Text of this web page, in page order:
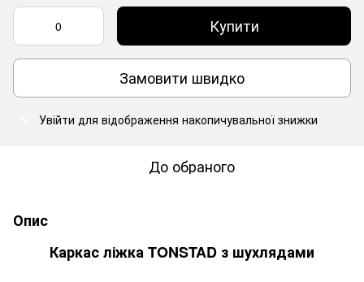
Купити
Замовити швидко
Увійти для відображення накопичувальної знижки
До обраного
Опис
Каркас ліжка TONSTAD з шухлядами